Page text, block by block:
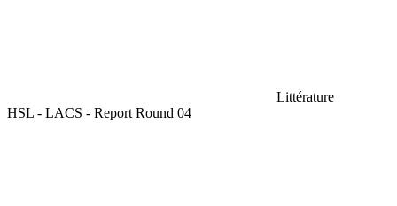
Littérature
HSL - LACS - Report Round 04